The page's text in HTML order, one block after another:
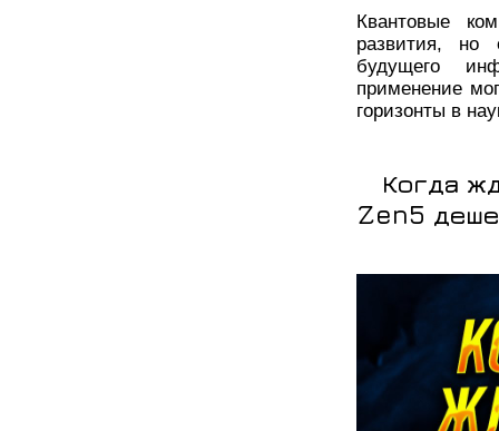
Квантовые
развития, но
будущего
применение
горизонты в
Когда
Zen5